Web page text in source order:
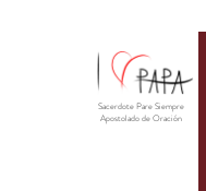
Sacerdote Pare Siempre
Apostolado de Oración